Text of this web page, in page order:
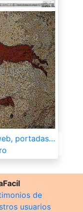
portadas…
de
usuarios